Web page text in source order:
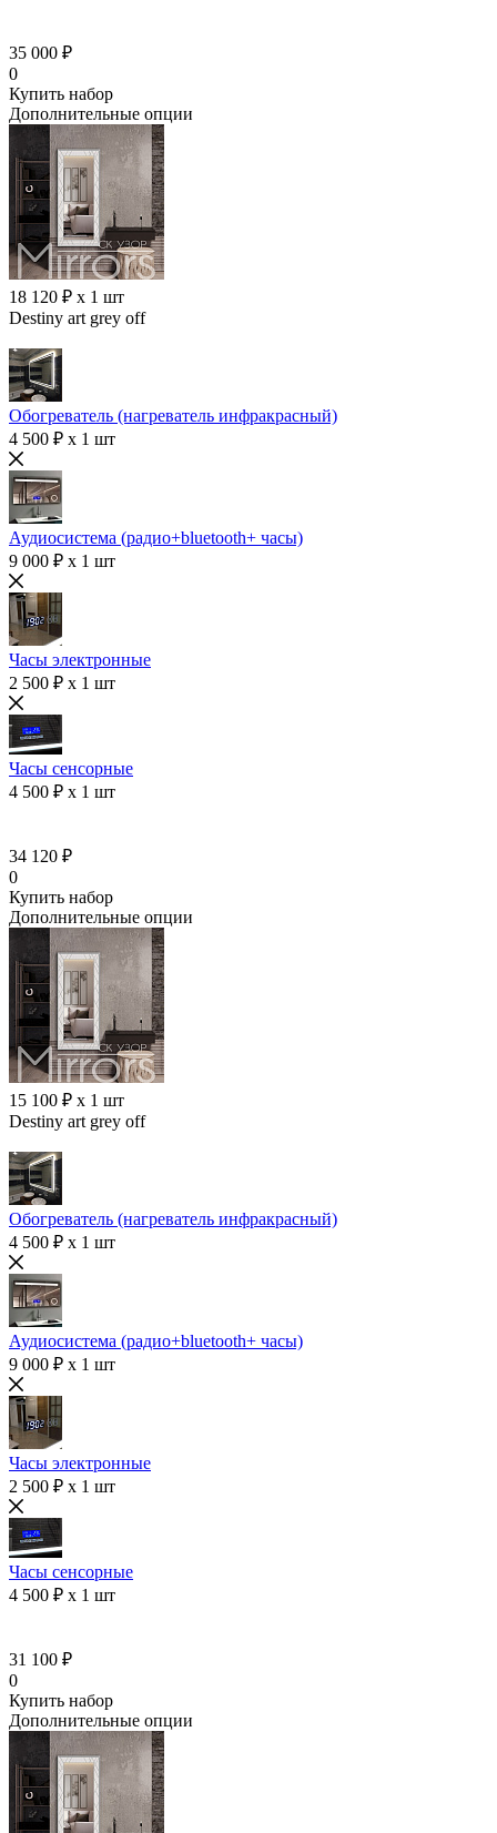
35 000 ₽
0
Купить набор
Дополнительные опции
18 120 ₽ x 1 шт
Destiny art grey off
Обогреватель (нагреватель инфракрасный)
4 500 ₽ x 1 шт
Аудиосистема (радио+bluetooth+ часы)
9 000 ₽ x 1 шт
Часы электронные
2 500 ₽ x 1 шт
Часы сенсорные
4 500 ₽ x 1 шт
34 120 ₽
0
Купить набор
Дополнительные опции
15 100 ₽ x 1 шт
Destiny art grey off
Обогреватель (нагреватель инфракрасный)
4 500 ₽ x 1 шт
Аудиосистема (радио+bluetooth+ часы)
9 000 ₽ x 1 шт
Часы электронные
2 500 ₽ x 1 шт
Часы сенсорные
4 500 ₽ x 1 шт
31 100 ₽
0
Купить набор
Дополнительные опции